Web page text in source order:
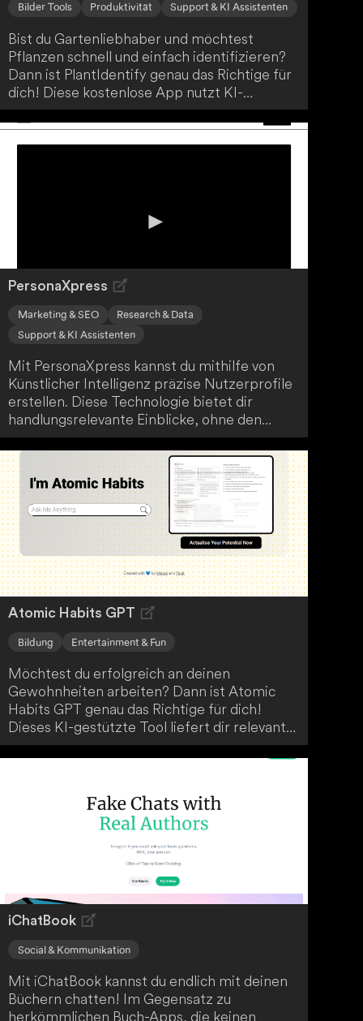
Bilder Tools Produktivität Support & KI Assistenten
Bist du Gartenliebhaber und möchtest
Pflanzen schnell und einfach identifizieren?
Dann ist PlantIdentify genau das Richtige für
dich! Diese kostenlose App nutzt KI-
Technologie, um Pflanzen anhand von
Kamerabildern zu erkennen. Darüber hinaus
kannst du deine Identifikationshistorie
PersonaXpress
Marketing & SEO
Research & Data
Support & KI Assistenten
Mit PersonaXpress kannst du mithilfe von
Künstlicher Intelligenz präzise Nutzerprofile
erstellen. Diese Technologie bietet dir
handlungsrelevante Einblicke, ohne den
zeitaufwendigen Prozess der
Marktforschung durchlaufen zu müssen.
Profitiere davon, dein Publikum tiefgreifend
zu verstehen und zielgerichtet
anzusprechen.
Atomic Habits GPT
Bildung Entertainment & Fun
Möchtest du erfolgreich an deinen
Gewohnheiten arbeiten? Dann ist Atomic
Habits GPT genau das Richtige für dich!
Dieses KI-gestützte Tool liefert dir relevante
Passagen aus dem Bestseller von James
Clear und gibt dir Zugang zu einem Notion-
zu verfolgen. Lass dich von Atomic Habits
GPT dabei unterstützen, deine Ziele zu
erreichen und neue Gewohnheiten
iChatBook
Social & Kommunikation
Mit iChatBook kannst du endlich mit deinen
Büchern chatten! Im Gegensatz zu
herkömmlichen Buch-Apps, die keinen